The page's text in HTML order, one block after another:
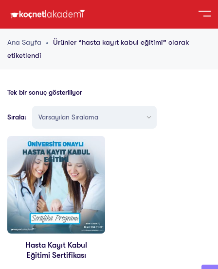
Ana Sayfa
Ürünler “hasta kayıt kabul eğitimi” olarak
etiketlendi
Tek bir sonuç gösteriliyor
Sırala:
Hasta Kayıt Kabul
Eğitimi Sertifikası